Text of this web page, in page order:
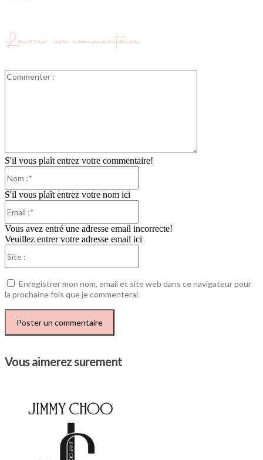
Laisser un commentaire
S'il vous plaît entrez votre commentaire!
S'il vous plaît entrez votre nom ici
Vous avez entré une adresse email incorrecte!
Veuillez entrer votre adresse email ici
Enregistrer mon nom, email et site web dans ce navigateur pour
la prochaine fois que je commenterai.
Vous aimerez surement